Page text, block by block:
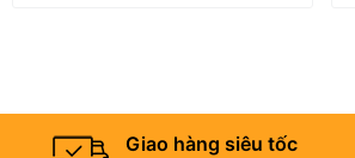
Giao hàng siêu tốc